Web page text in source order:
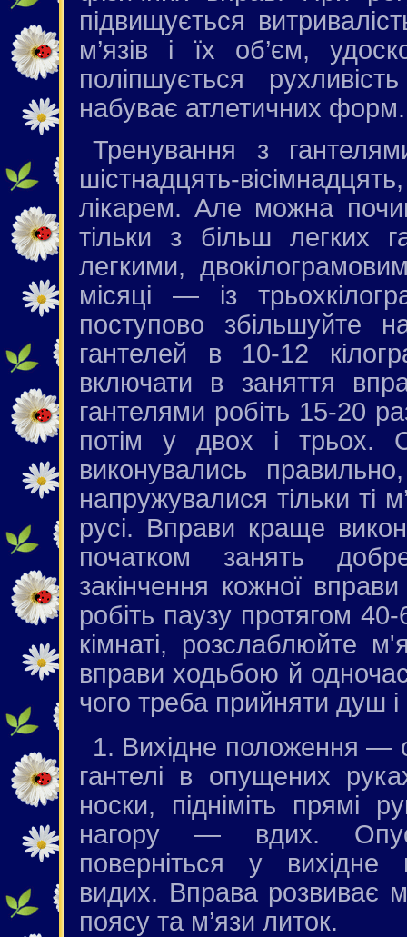
підвищується
м’язів і їх об’єм,
поліпшується
набуває атлетичних форм.
Тренування з
шістнадцять-
лікарем. Але можна
тільки з більш легких
легкими,
місяці — із
поступово збільшуйте
гантелей в 10-12
включати в заняття
гантелями робіть 15-20
потім у двох і трьох.
виконувались
напружувалися тільки ті
русі. Вправи краще
початком занять
закінчення кожної
робіть паузу протягом
кімнаті, розслаблюйте
вправи ходьбою й
чого треба прийняти душ
1. Вихідне положення —
гантелі в опущених
носки, підніміть прямі
нагору — вдих.
поверніться у
видих. Вправа розвиває
поясу та м’язи литок.